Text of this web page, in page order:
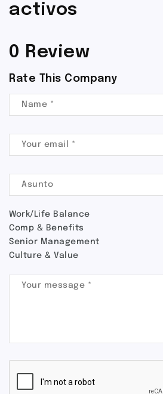
activos
0 Review
Rate This Company
Work/Life Balance
Comp & Benefits
Senior Management
Culture & Value